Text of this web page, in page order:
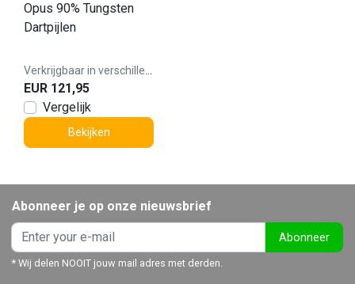
Opus 90% Tungsten
Dartpijlen
EUR 121,95
Vergelijk
Bekijken
Abonneer je op onze nieuwsbrief
Abonneer
* Wij delen NOOIT jouw mail adres met derden.